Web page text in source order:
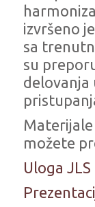
izvršeno
sa
su
delovanja
možete
Uloga